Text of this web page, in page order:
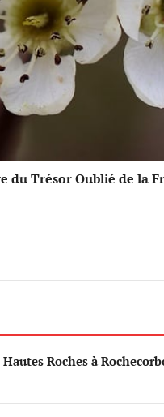
du Trésor Oublié de la
Roches à